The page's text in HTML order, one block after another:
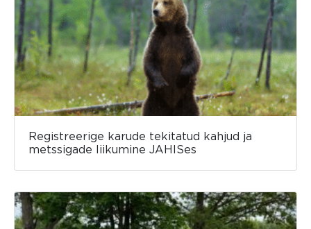
Registreerige karude tekitatud kahjud ja
metssigade liikumine JAHISes